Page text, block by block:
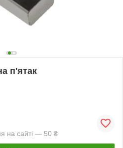
п'ятак
на сайті — 50 ₴